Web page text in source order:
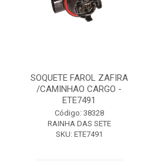
SOQUETE FAROL ZAFIRA
/CAMINHAO CARGO -
ETE7491
Código: 38328
RAINHA DAS SETE
SKU: ETE7491